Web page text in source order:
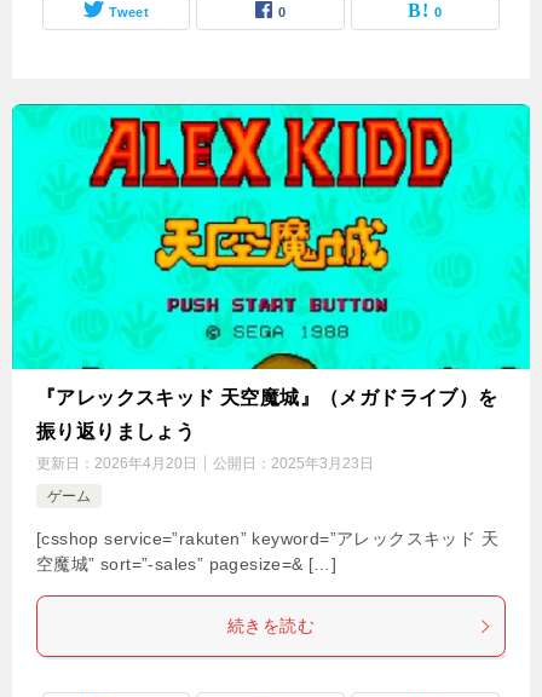
Tweet 0 0
『アレックスキッド 天空魔城』（メガドライブ）を
振り返りましょう
更新日： 2026年4月20日 公開日： 2025年3月23日
ゲーム
[csshop service=”rakuten” keyword=”アレックスキッド 天
空魔城” sort=”-sales” pagesize=& […]
続きを読む